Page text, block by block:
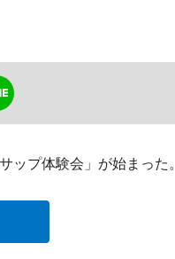
ップ体験会」が始まった。